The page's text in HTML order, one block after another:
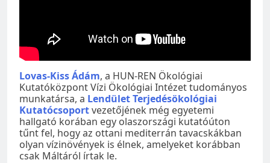
Lovas-Kiss Ádám, a HUN-REN Ökológiai
Kutatóközpont Vízi Ökológiai Intézet tudományos
munkatársa, a Lendület Terjedésökológiai
Kutatócsoportvezetőjének még egyetemi
hallgató korában egy olaszországi kutatóúton
tűnt fel, hogy az ottani mediterrán tavacskákban
olyan vízinövények is élnek, amelyeket korábban
csak Máltáról írtak le.